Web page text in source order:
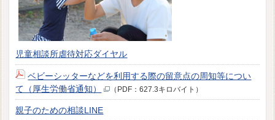
児童相談所虐待対応ダイヤル
ベビーシッターなどを利用する際の留意点の周知等につい
て（厚生労働省通知）
（PDF：627.3キロバイト）
親子のための相談LINE